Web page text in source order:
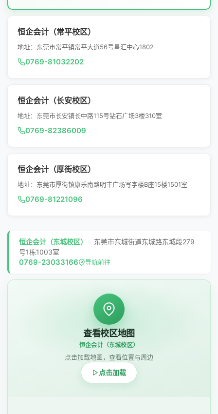
恒企会计（常平校区）
地址：东莞市常平镇常平大道56号星汇中心1802
0769-81032202
恒企会计（长安校区）
地址：东莞市长安镇长中路115号钻石广场3楼310室
0769-82386009
恒企会计（厚街校区）
地址：东莞市厚街镇康乐南路明丰广场写字楼B座15楼1501室
0769-81221096
恒企会计（东城校区）
东莞市东城街道东城路东城段279
号1栋1003室
0769-23033166 导航前往
查看校区地图
恒企会计（东城校区）
点击加载地图，查看位置与周边
点击加载